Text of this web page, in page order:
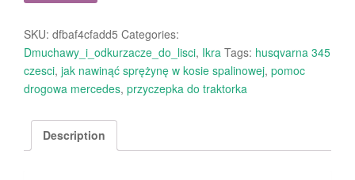
SKU: dfbaf4cfadd5 Categories:
Dmuchawy_i_odkurzacze_do_lisci, Ikra Tags: husqvarna 345
czesci, jak nawinąć sprężynę w kosie spalinowej, pomoc
drogowa mercedes, przyczepka do traktorka
Description